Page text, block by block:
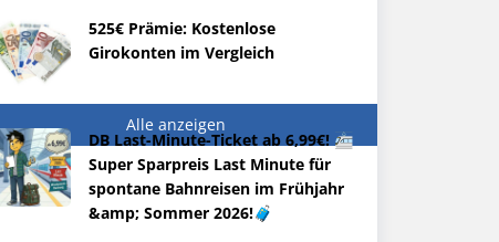
525€ Prämie: Kostenlose
Girokonten im Vergleich
Alle anzeigen
DB Last-Minute-Ticket ab 6,99€! 🚈
Super Sparpreis Last Minute für
spontane Bahnreisen im Frühjahr
&amp; Sommer 2026!🧳